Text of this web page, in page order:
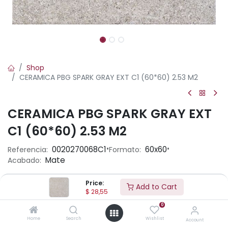
Price:
$ 28,55 Add to Cart
Home Search
0
Wishlist Account
Shop
CERAMICA PBG SPARK GRAY EXT C1 (60*60) 2.53 M2
CERAMICA PBG SPARK GRAY EXT
C1 (60*60) 2.53 M2
Referencia: 0020270068C1•Formato: 60x60•
Acabado: Mate